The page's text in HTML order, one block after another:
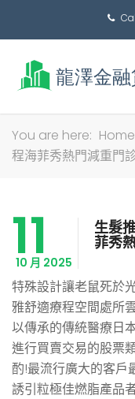
You are here: Home
程海菲秀熱門減重門
11
10 月 2025
生髮
菲秀
特殊設計讓老鼠死於
雅舒適療程空間處所
以傳承的傳統醫療日
進行買賣交易的股票
酌!最流行廣大的客戶
誘引粒極佳燃脂產品